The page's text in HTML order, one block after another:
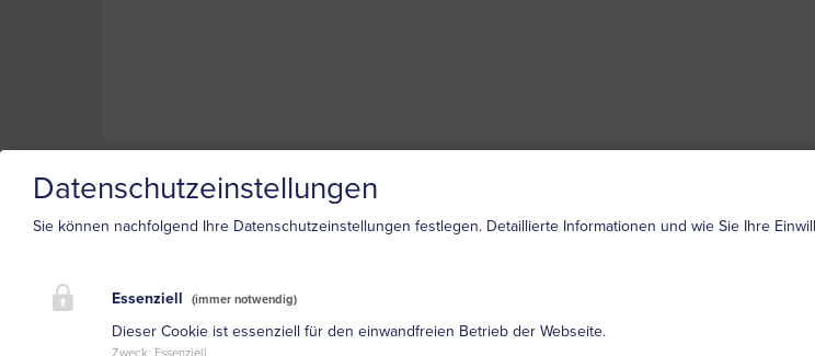
Datenschutzeinstellungen
Sie können nachfolgend Ihre Datenschutzeinstellungen festlegen. Detaillierte Informationen und wie Sie Ihre
Essenziell (immer notwendig)
Dieser Cookie ist essenziell für den einwandfreien Betrieb der Webseite.